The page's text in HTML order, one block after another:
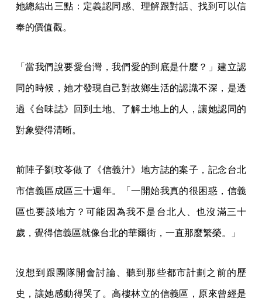
她總結出三點：定義認同感、理解跟對話、找到可以信
奉的價值觀。
「當我們說要愛台灣，我們愛的到底是什麼？」建立認
同的時候，她才發現自己對故鄉生活的認識不深，是透
過《台味誌》回到土地、了解土地上的人，讓她認同的
對象變得清晰。
前陣子劉玟苓做了《信義汁》地方誌的案子，記念台北
市信義區成區三十週年。「一開始我真的很困惑，信義
區也要談地方？可能因為我不是台北人、也沒滿三十
歲，覺得信義區就像台北的華爾街，一直那麼繁榮。」
沒想到跟團隊開會討論、聽到那些都市計劃之前的歷
史，讓她感動得哭了。高樓林立的信義區，原來曾經是